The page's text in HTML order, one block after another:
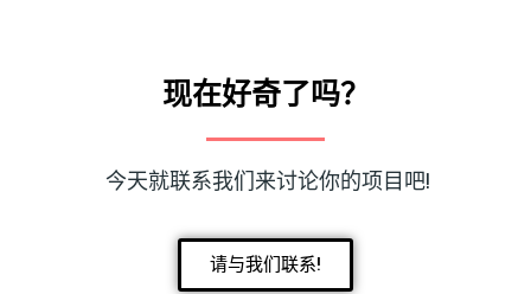
现在好奇了吗？
今天就联系我们来讨论你的项目吧!
请与我们联系!